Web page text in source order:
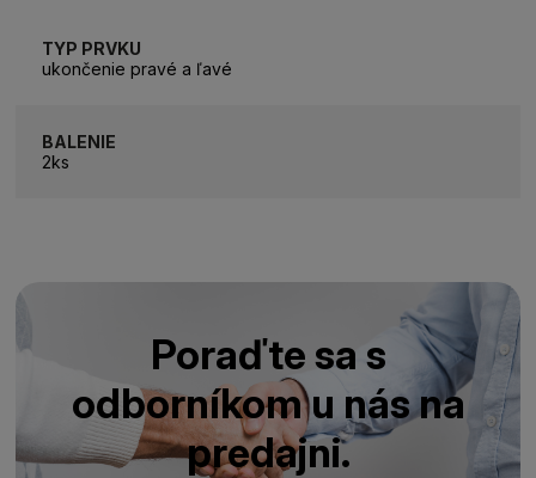
TYP PRVKU
ukončenie pravé a ľavé
BALENIE
2ks
Poraďte sa s
odborníkom u nás na
predajni.